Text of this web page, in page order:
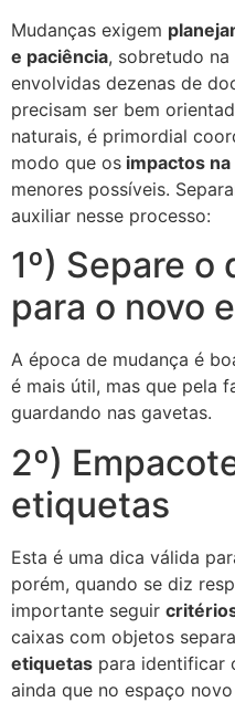
Mudanças exigem
e paciência, sobretudo
envolvidas dezenas de
precisam ser bem
naturais, é primordial
modo que os impactos
menores possíveis.
auxiliar nesse processo:
1º) Separe o
para o novo
A época de mudança é
é mais útil, mas que pela
guardando nas gavetas.
2º)
etiquetas
Esta é uma dica válida
porém, quando se diz
importante seguir
caixas com objetos
etiquetas para identificar
ainda que no espaço